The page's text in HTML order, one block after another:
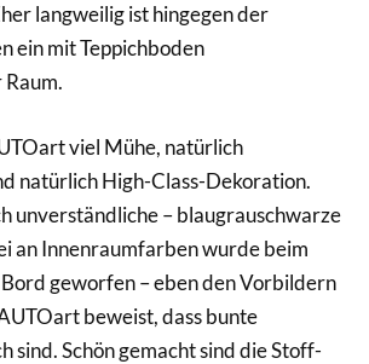
langweilig ist hingegen der
ein mit Teppichboden
Raum.
viel Mühe, natürlich
natürlich High-Class-Dekoration.
unverständliche – blaugrauschwarze
an Innenraumfarben wurde beim
geworfen – eben den Vorbildern
beweist, dass bunte
sind. Schön gemacht sind die Stoff-